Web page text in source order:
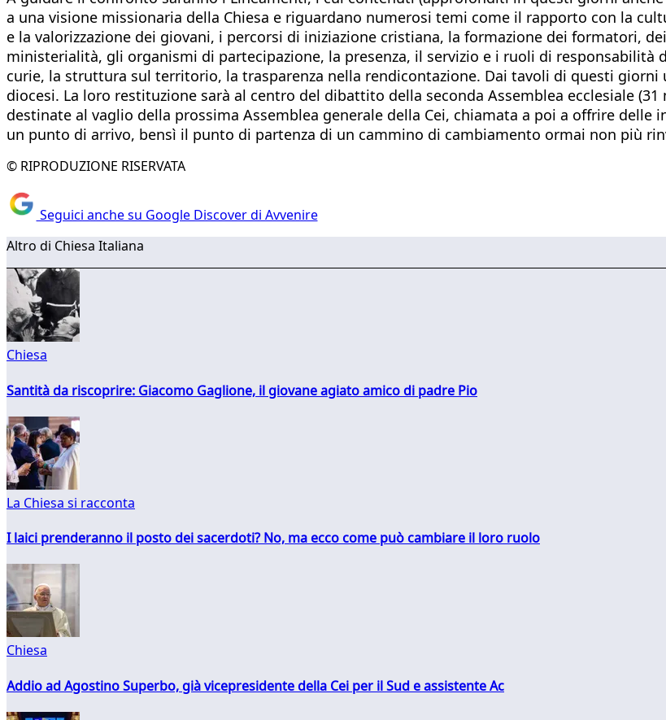
a una visione missionaria della Chiesa e riguardano numerosi temi come il rapporto con la
e la valorizzazione dei giovani, i percorsi di iniziazione cristiana, la formazione dei formatori,
ministerialità, gli organismi di partecipazione, la presenza, il servizio e i ruoli di responsabilità
curie, la struttura sul territorio, la trasparenza nella rendicontazione. Dai tavoli di questi giorni
diocesi. La loro restituzione sarà al centro del dibattito della seconda Assemblea ecclesiale (31
destinate al vaglio della prossima Assemblea generale della Cei, chiamata a poi a offrire delle
un punto di arrivo, bensì il punto di partenza di un cammino di cambiamento ormai non più
© RIPRODUZIONE RISERVATA
Seguici anche su Google Discover di Avvenire
Altro di Chiesa Italiana
Chiesa
Santità da riscoprire: Giacomo Gaglione, il giovane agiato amico di padre Pio
La Chiesa si racconta
I laici prenderanno il posto dei sacerdoti? No, ma ecco come può cambiare il loro ruolo
Chiesa
Addio ad Agostino Superbo, già vicepresidente della Cei per il Sud e assistente Ac